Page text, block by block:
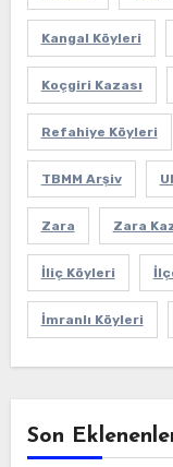
Kangal Köyleri
Koçgiri Kazası
Refahiye Köyleri
TBMM Arşiv
Zara Zara
İliç Köyleri
İmranlı Köyleri
Son